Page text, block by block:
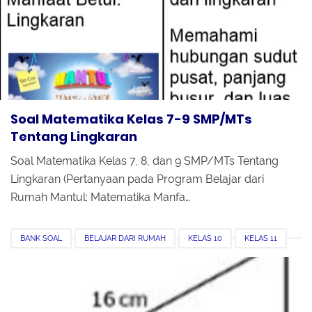
Soal Matematika Kelas 7-9 SMP/MTs
Tentang Lingkaran
Soal Matematika Kelas 7, 8, dan 9 SMP/MTs Tentang
Lingkaran (Pertanyaan pada Program Belajar dari
Rumah Mantul: Matematika Manfa…
BANK SOAL BELAJAR DARI RUMAH KELAS 10 KELAS 11
PERTANYAAN DI TVRI